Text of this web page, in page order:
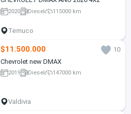
2020 Diesel 115000 km
Temuco
$11.500.000
10
Chevrolet new DMAX
2019 Diesel 147000 km
Valdivia